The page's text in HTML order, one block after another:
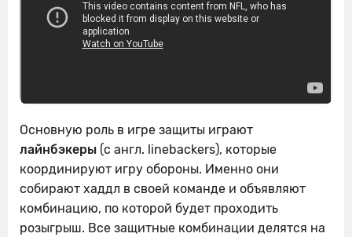
Основную роль в игре защиты играют
лайнбэкеры (с англ. linebackers), которые
координируют игру обороны. Именно они
собирают хаддл в своей команде и объявляют
комбинацию, по которой будет проходить
розыгрыш. Все защитные комбинации делятся на